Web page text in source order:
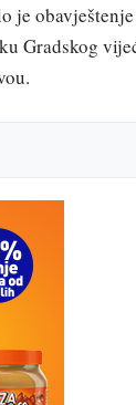
je
Gradskog